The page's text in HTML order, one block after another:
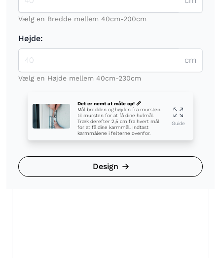
Vælg en Bredde mellem 40cm-200cm
Højde:
cm
Vælg en Højde mellem 40cm-230cm
Det er nemt at måle op! 📏
Mål bredden og højden fra mursten
til mursten for at få dine hulmål.
Træk derefter 2,5 cm fra hvert mål
for at få dine karmmål. Indtast
karmmålene i felterne ovenfor.
Guide
Design